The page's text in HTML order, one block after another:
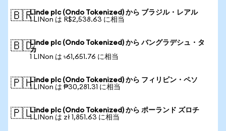
🇧🇷Linde plc (Ondo Tokenized) から ブラジル・レアル
1 LINon は R$2,538.63 に相当
🇧🇩Linde plc (Ondo Tokenized) から バングラデシュ・タ
カ
1 LINon は ৳61,651.76 に相当
🇵🇭Linde plc (Ondo Tokenized) から フィリピン・ペソ
1 LINon は ₱30,281.31 に相当
🇵🇱Linde plc (Ondo Tokenized) から ポーランド ズロチ
1 LINon は zł 1,851.63 に相当